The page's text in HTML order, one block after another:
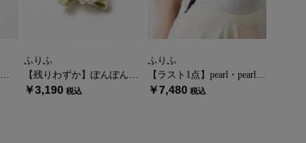
ふりふ
【残りわずか】ぽんぽん菊Uピン
￥3,190 税込
ふりふ
【ラスト1点】pearl・pearl・pearl
￥7,480 税込